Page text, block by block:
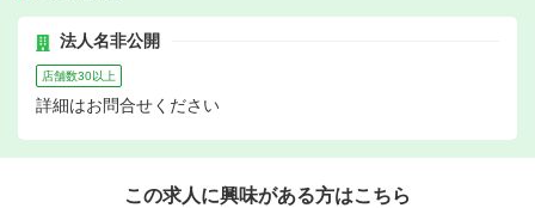
法人名非公開
店舗数30以上
詳細はお問合せください
この求人に興味がある方はこちら